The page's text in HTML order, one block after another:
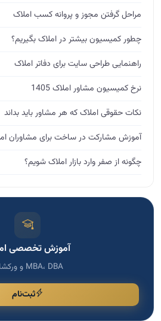
مراحل گرفتن مجوز و پروانه کسب املاک
چطور کمیسیون بیشتر در املاک بگیریم؟
راهنمایی طراحی سایت برای دفاتر املاک
نرخ کمیسیون مشاور املاک 1405
نکات حقوقی املاک که هر مشاور باید بداند
آموزش مشارکت در ساخت برای مشاوران
چگونه از صفر وارد بازار املاک شویم؟
آموزش تخصصی
MBA، DBA و ورکشاپ
ثبت‌نام